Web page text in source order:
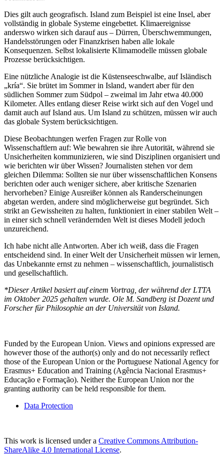
Dies gilt auch geografisch. Island zum Beispiel ist eine Insel, aber
vollständig in globale Systeme eingebettet. Klimaereignisse
anderswo wirken sich darauf aus – Dürren, Überschwemmungen,
Handelsstörungen oder Finanzkrisen haben alle lokale
Konsequenzen. Selbst lokalisierte Klimamodelle müssen globale
Prozesse berücksichtigen.
Eine nützliche Analogie ist die Küstenseeschwalbe, auf Isländisch
„kría“. Sie brütet im Sommer in Island, wandert aber für den
südlichen Sommer zum Südpol – zweimal im Jahr etwa 40.000
Kilometer. Alles entlang dieser Reise wirkt sich auf den Vogel und
damit auch auf Island aus. Um Island zu schützen, müssen wir auch
das globale System berücksichtigen.
Diese Beobachtungen werfen Fragen zur Rolle von
Wissenschaftlern auf: Wie bewahren sie ihre Autorität, während sie
Unsicherheiten kommunizieren, wie sind Disziplinen organisiert und
wie berichten wir über Wissen? Journalisten stehen vor dem
gleichen Dilemma: Sollten sie nur über wissenschaftlichen Konsens
berichten oder auch weniger sichere, aber kritische Szenarien
hervorheben? Einige Ausreißer können als Randerscheinungen
abgetan werden, andere sind möglicherweise gut begründet. Sich
strikt an Gewissheiten zu halten, funktioniert in einer stabilen Welt –
in einer sich schnell verändernden Welt ist dieses Modell jedoch
unzureichend.
Ich habe nicht alle Antworten. Aber ich weiß, dass die Fragen
entscheidend sind. In einer Welt der Unsicherheit müssen wir lernen,
das Unbekannte ernst zu nehmen – wissenschaftlich, journalistisch
und gesellschaftlich.
*Dieser Artikel basiert auf einem Vortrag, der während der LTTA
im Oktober 2025 gehalten wurde. Ole M. Sandberg ist Dozent und
Forscher für Philosophie an der Universität von Island.
Funded by the European Union. Views and opinions expressed are
however those of the author(s) only and do not necessarily reflect
those of the European Union or the Portuguese National Agency for
Erasmus+ Education and Training (Agência Nacional Erasmus+
Educação e Formação). Neither the European Union nor the
granting authority can be held responsible for them.
Data Protection
This work is licensed under a Creative Commons Attribution-
ShareAlike 4.0 International License.